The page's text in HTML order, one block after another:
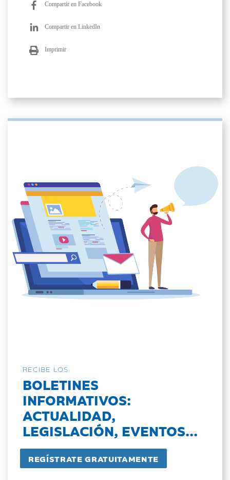
Compartir en Facebook
Compartir en LinkedIn
Imprimir
RECIBE LOS
BOLETINES
INFORMATIVOS:
ACTUALIDAD,
LEGISLACIÓN, EVENTOS...